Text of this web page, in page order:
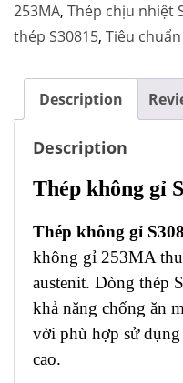
253MA, Thép chịu nhiệt
thép S30815, Tiêu
Description
Description
Thép không gỉ
Thép không gỉ
không gỉ 253MA
austenit. Dòng thép
khả năng chống ăn
vời phù hợp sử
cao.